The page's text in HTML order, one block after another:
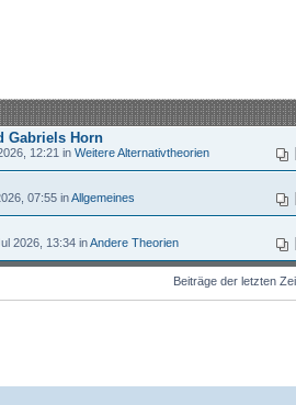
Gabriels Horn
12:21 in Weitere Alternativtheorien
07:55 inAllgemeines
2026, 13:34 inAndere Theorien
Beiträge der letzten